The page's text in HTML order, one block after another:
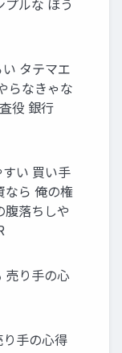
ルな ほう
タテマエ
らなきゃな
役 銀行
い 買い手
なら 俺の権
腹落ちしや
売り手の心
手の心得